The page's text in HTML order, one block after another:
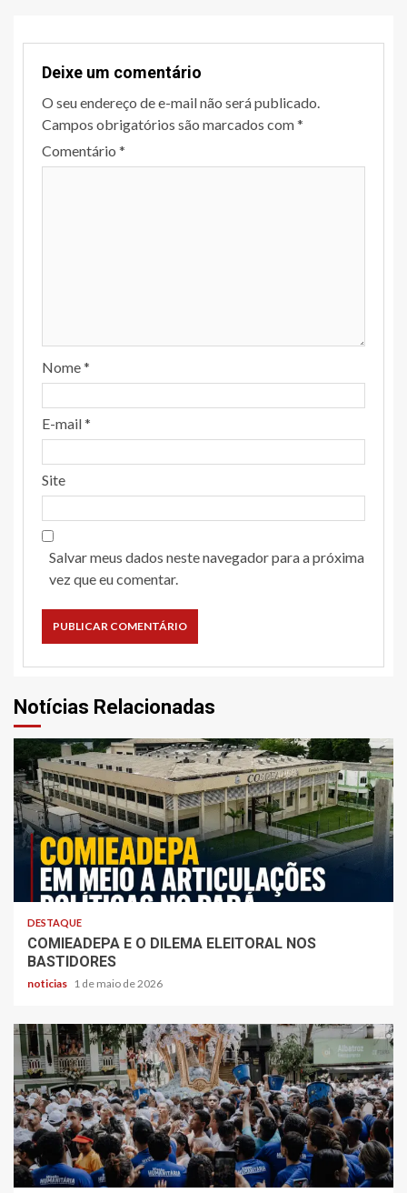
Deixe um comentário
O seu endereço de e-mail não será publicado.
Campos obrigatórios são marcados com*
Comentário *
Nome*
E-mail*
Site
Salvar meus dados neste navegador para a próxima
vez que eu comentar.
Notícias Relacionadas
DESTAQUE
COMIEADEPA E O DILEMA ELEITORAL NOS
BASTIDORES
noticias 1 de maio de 2026